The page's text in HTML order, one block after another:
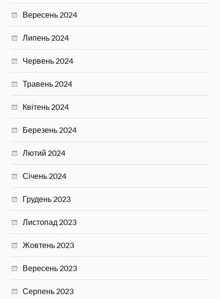
Вересень 2024
Липень 2024
Червень 2024
Травень 2024
Квітень 2024
Березень 2024
Лютий 2024
Січень 2024
Грудень 2023
Листопад 2023
Жовтень 2023
Вересень 2023
Серпень 2023